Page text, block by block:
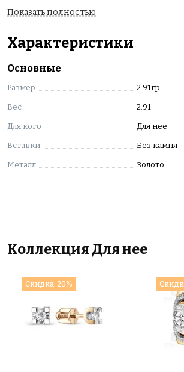
Подвеска отлично смотрится как на
легко адаптировать ее под любой
Показать полностью
Характеристики
Основные
Размер 2.91гр
Вес 2.91
Для кого Для нее
Вставки Без камня
Металл Золото
Коллекция Для нее
Скидка: 20%